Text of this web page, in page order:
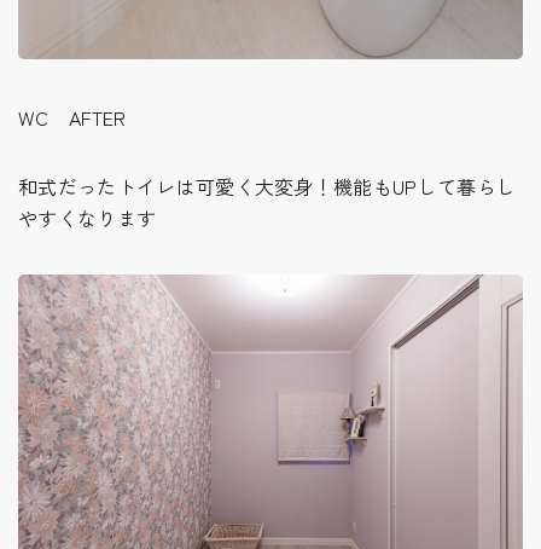
WC AFTER
和式だったトイレは可愛く大変身！機能もUPして暮らし
やすくなります